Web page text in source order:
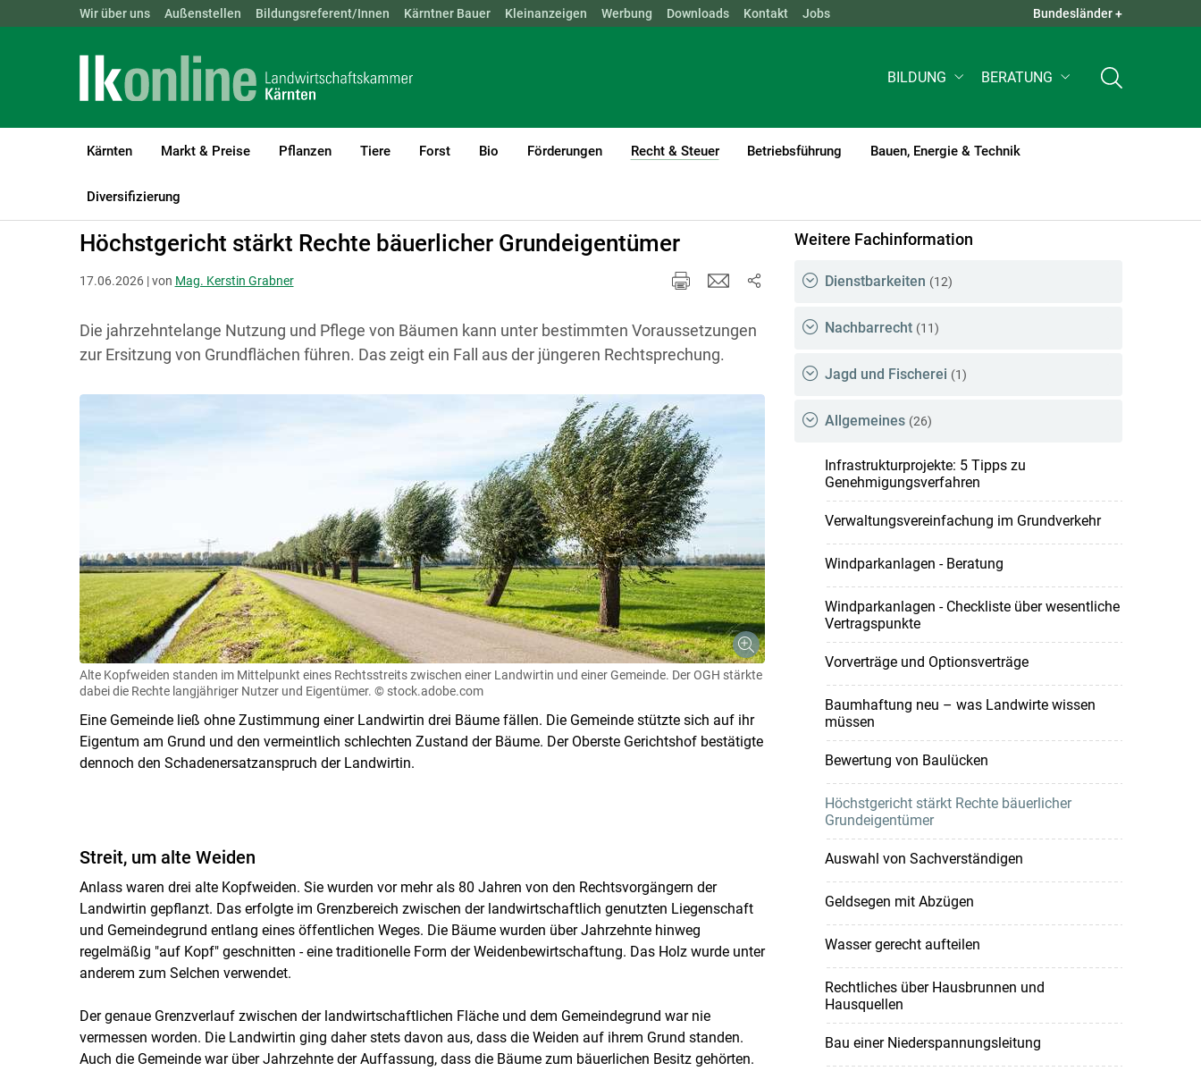
Skip to main content
Landwirtschaftskammern: ÖSTERREICH BGLD KTN NÖ OÖ SBG STMK TIROL VBG WIEN QUICK LINKS +
Wir über uns Außenstellen Bildungsreferent/Innen Kärntner Bauer Kleinanzeigen Werbung Downloads Kontakt Jobs Bundesländer +
BILDUNG BERATUNG
Kärnten Markt & Preise Pflanzen Tiere Forst Bio Förderungen Recht & Steuer
(current)1
Betriebsführung Bauen, Energie & Technik
Diversifizierung
LK Kärnten Recht & Steuer
Höchstgericht stärkt Rechte bäuerlicher Grundeigentümer
17.06.2026 | von Mag. Kerstin Grabner
Die jahrzehntelange Nutzung und Pflege von Bäumen kann unter bestimmten Voraussetzungen
zur Ersitzung von Grundflächen führen. Das zeigt ein Fall aus der jüngeren Rechtsprechung.
Alte Kopfweiden standen im Mittelpunkt eines Rechtsstreits zwischen einer Landwirtin und einer Gemeinde. Der OGH stärkte
dabei die Rechte langjähriger Nutzer und Eigentümer. © stock.adobe.com
Eine Gemeinde ließ ohne Zustimmung einer Landwirtin drei Bäume fällen. Die Gemeinde stützte sich auf ihr
Eigentum am Grund und den vermeintlich schlechten Zustand der Bäume. Der Oberste Gerichtshof bestätigte
dennoch den Schadenersatzanspruch der Landwirtin.
Streit, um alte Weiden
Anlass waren drei alte Kopfweiden. Sie wurden vor mehr als 80 Jahren von den Rechtsvorgängern der
Landwirtin gepflanzt. Das erfolgte im Grenzbereich zwischen der landwirtschaftlich genutzten Liegenschaft
und Gemeindegrund entlang eines öffentlichen Weges. Die Bäume wurden über Jahrzehnte hinweg
regelmäßig "auf Kopf" geschnitten - eine traditionelle Form der Weidenbewirtschaftung. Das Holz wurde unter
anderem zum Selchen verwendet.
Der genaue Grenzverlauf zwischen der landwirtschaftlichen Fläche und dem Gemeindegrund war nie
vermessen worden. Die Landwirtin ging daher stets davon aus, dass die Weiden auf ihrem Grund standen.
Auch die Gemeinde war über Jahrzehnte der Auffassung, dass die Bäume zum bäuerlichen Besitz gehörten.
Weitere Fachinformation
Dienstbarkeiten (12)
Nachbarrecht (11)
Jagd und Fischerei (1)
Allgemeines (26)
Infrastrukturprojekte: 5 Tipps zu
Genehmigungsverfahren
Verwaltungsvereinfachung im Grundverkehr
Windparkanlagen - Beratung
Windparkanlagen - Checkliste über wesentliche
Vertragspunkte
Vorverträge und Optionsverträge
Baumhaftung neu – was Landwirte wissen
müssen
Bewertung von Baulücken
Höchstgericht stärkt Rechte bäuerlicher
Grundeigentümer
Auswahl von Sachverständigen
Geldsegen mit Abzügen
Wasser gerecht aufteilen
Rechtliches über Hausbrunnen und
Hausquellen
Bau einer Niederspannungsleitung